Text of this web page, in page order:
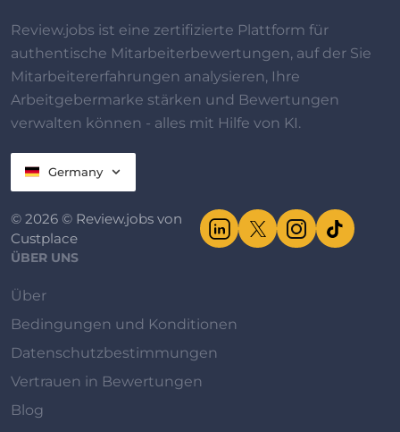
Review.jobs ist eine zertifizierte Plattform für
authentische Mitarbeiterbewertungen, auf der Sie
Mitarbeitererfahrungen analysieren, Ihre
Arbeitgebermarke stärken und Bewertungen
verwalten können - alles mit Hilfe von KI.
Germany
© 2026 © Review.jobs von
Custplace
ÜBER UNS
Über
Bedingungen und Konditionen
Datenschutzbestimmungen
Vertrauen in Bewertungen
Blog